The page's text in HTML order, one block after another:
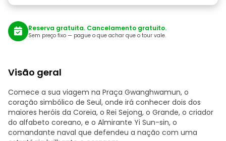
Reserva gratuita. Cancelamento gratuito.
Sem preço fixo — pague o que achar que o tour vale.
Visão geral
Comece a sua viagem na Praça Gwanghwamun, o
coração simbólico de Seul, onde irá conhecer dois dos
maiores heróis da Coreia, o Rei Sejong, o Grande, o criador
do alfabeto coreano, e o Almirante Yi Sun-sin, o
comandante naval que defendeu a nação com uma